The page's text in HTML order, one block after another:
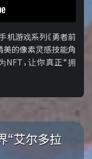
机游戏系列《勇者前
美的像素灵感技能角
NFT，让你真正“拥
“艾尔多拉